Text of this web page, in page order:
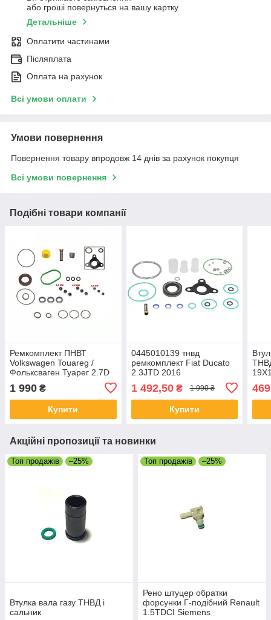
або гроші повернуться на вашу картку
Детальніше
Оплатити частинами
Післяплата
Оплата на рахунок
Всі умови оплати
Умови повернення
Повернення товару впродовж 14 днів за рахунок покупця
Всі умови повернення
Подібні товари компанії
Ремкомплект ПНВТ
Volkswagen Touareg /
Фольксваген Туарег 2.7D
1 990 ₴
Купити
0445010139 тнвд
ремкомплект Fiat Ducato
2.3JTD 2016
1 492,50₴ 1 990 ₴
Купити
Акційні пропозиції та новинки
Топ продажів –25%
Втулка вала газу ТНВД і
сальник
Топ продажів –25%
Рено штуцер обратки
форсунки Г-подібний Renault
1.5TDCI Siemens